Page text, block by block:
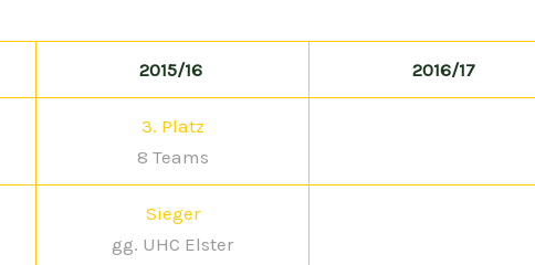
2015/16 2016/17
3. Platz
8 Teams
Sieger
gg. UHC Elster